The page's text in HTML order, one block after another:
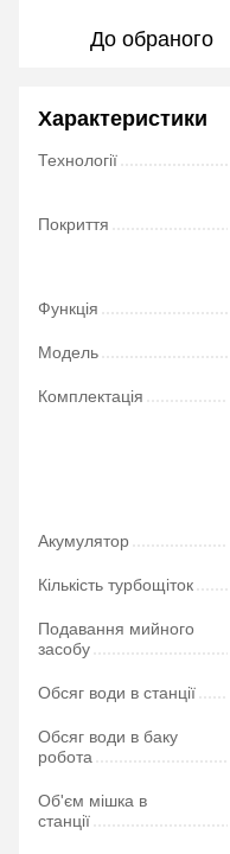
До обраного
Характеристики
Технології
Покриття
Функція
Модель
Комплектація
Акумулятор
Кількість турбощіток
Подавання мийного
засобу
Обсяг води в станції
Обсяг води в баку
робота
Об'єм мішка в
станції